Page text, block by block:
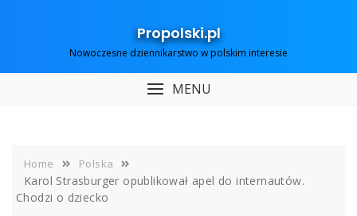
Propolski.pl
Nowoczesne dziennikarstwo w polskim interesie
MENU
Home Polska
Karol Strasburger opublikował apel do internautów.
Chodzi o dziecko